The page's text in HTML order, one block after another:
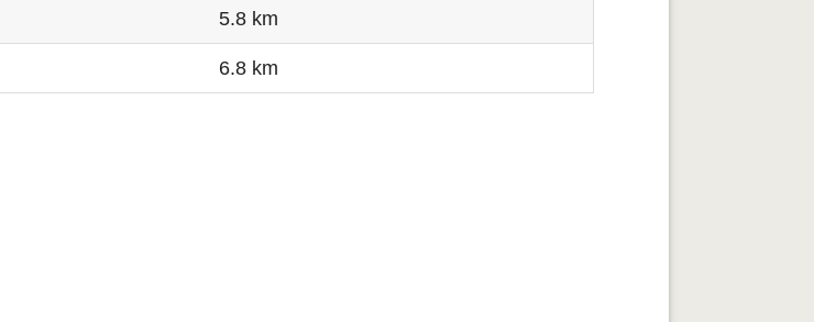
5.8 km
6.8 km